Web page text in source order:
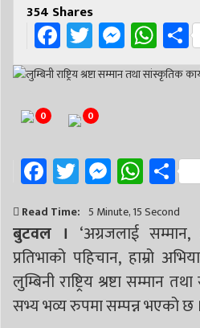
354 Shares
Facebook
Twitter
0 0
Facebook
Twitter
Read Time: 5 Minute, 15 Second
बुटवल । ‘अग्रजलाई
प्रतिभाको पहिचान, हाम्रो
लुम्बिनी राष्ट्रिय श्रष्टा सम्मान
सभ्य भव्य रुपमा सम्पन्न भएको छ ।